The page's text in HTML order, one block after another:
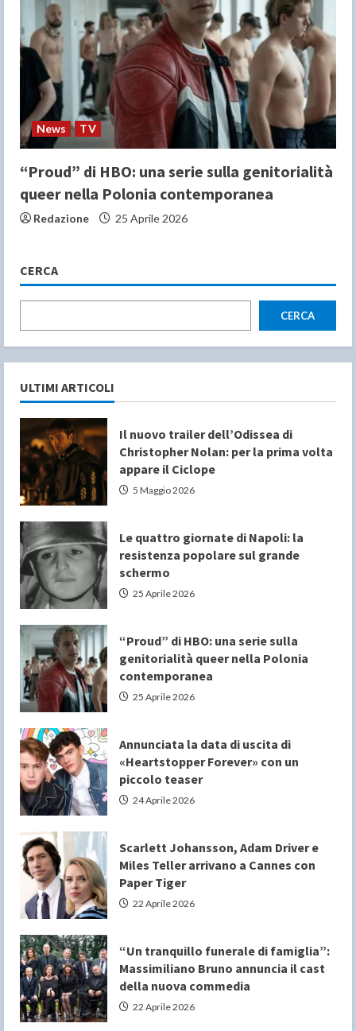
News TV
“Proud” di HBO: una serie sulla genitorialità
queer nella Polonia contemporanea
Redazione 25 Aprile 2026
CERCA
CERCA
ULTIMI ARTICOLI
Il nuovo trailer dell’Odissea di
Christopher Nolan: per la prima volta
appare il Ciclope
5 Maggio 2026
Le quattro giornate di Napoli: la
resistenza popolare sul grande
schermo
25 Aprile 2026
“Proud” di HBO: una serie sulla
genitorialità queer nella Polonia
contemporanea
25 Aprile 2026
Annunciata la data di uscita di
«Heartstopper Forever» con un
piccolo teaser
24 Aprile 2026
Scarlett Johansson, Adam Driver e
Miles Teller arrivano a Cannes con
Paper Tiger
22 Aprile 2026
“Un tranquillo funerale di famiglia”:
Massimiliano Bruno annuncia il cast
della nuova commedia
22 Aprile 2026